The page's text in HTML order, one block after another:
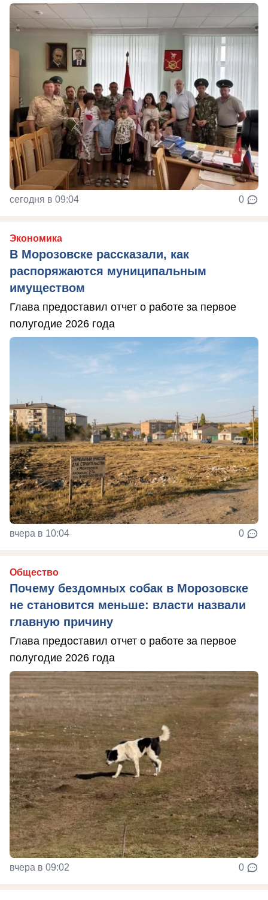
сегодня в 09:04 0
Экономика
В Морозовске рассказали, как
распоряжаются муниципальным
имуществом
Глава предоставил отчет о работе за первое
полугодие 2026 года
вчера в 10:04 0
Общество
Почему бездомных собак в Морозовске
не становится меньше: власти назвали
главную причину
Глава предоставил отчет о работе за первое
полугодие 2026 года
вчера в 09:02 0